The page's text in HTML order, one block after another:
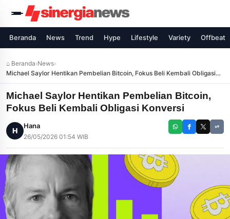
Beranda News Trend Hype Lifestyle Variety Offbeat
⌂ Beranda›News›
Michael Saylor Hentikan Pembelian Bitcoin, Fokus Beli Kembali Obligasi
Konversi
Michael Saylor Hentikan Pembelian Bitcoin,
Fokus Beli Kembali Obligasi Konversi
H
Hana
26/05/2026 01:54 WIB